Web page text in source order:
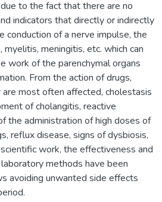
to the fact that there are no
indicators that directly or indirectly
conduction of a nerve impulse, the
meningitis, etc. which can
work of the parenchymal organs
From the action of drugs,
most often affected, cholestasis
of cholangitis, reactive
the administration of high doses of
reflux disease, signs of dysbiosis,
work, the effectiveness and
methods have been
avoiding unwanted side effects